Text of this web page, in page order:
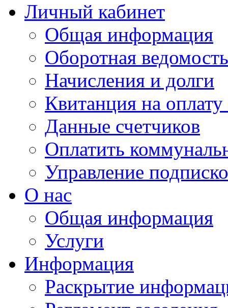
Личный кабинет
Общая информация
Оборотная ведомость
Начисления и долги
Квитанция на
Данные счетчиков
Оплатить
Управление
О нас
Общая информация
Услуги
Информация
Раскрытие